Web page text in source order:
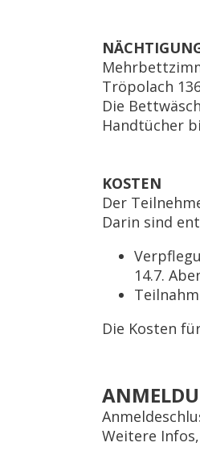
Tröpolach
Die
Handtücher
KOSTEN
Der
Darin sind
14.7.
Die Kosten
Weitere